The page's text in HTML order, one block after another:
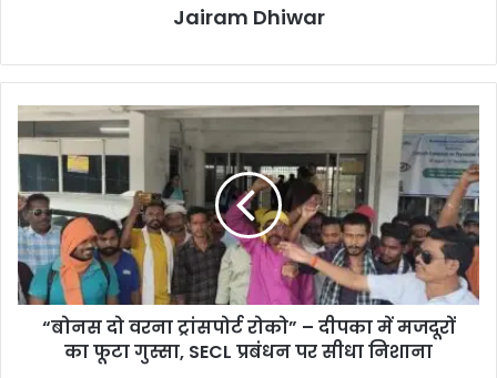
Jairam Dhiwar
“बोनस
दो
वरना
ट्रांसपोर्ट
रोको”
–
दीपका
में
मजदूरों
“बोनस दो वरना ट्रांसपोर्ट रोको” – दीपका में मजदूरों
का फूटा गुस्सा, SECL प्रबंधन पर सीधा निशाना